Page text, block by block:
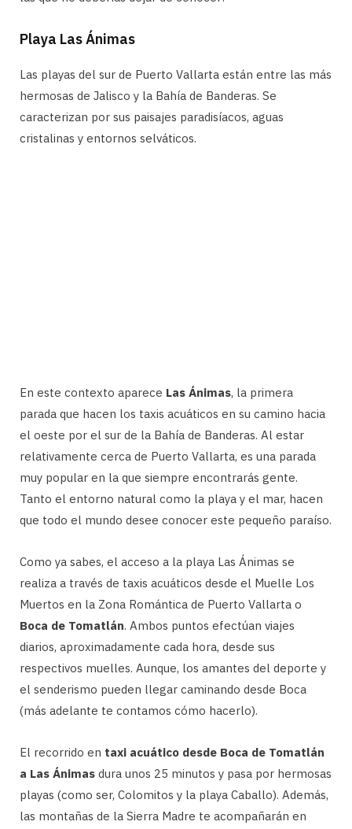
Playa Las Ánimas
Las playas del sur de Puerto Vallarta están entre las más
hermosas de Jalisco y la Bahía de Banderas. Se
caracterizan por sus paisajes paradisíacos, aguas
cristalinas y entornos selváticos.
En este contexto aparece Las Ánimas, la primera
parada que hacen los taxis acuáticos en su camino hacia
el oeste por el sur de la Bahía de Banderas. Al estar
relativamente cerca de Puerto Vallarta, es una parada
muy popular en la que siempre encontrarás gente.
Tanto el entorno natural como la playa y el mar, hacen
que todo el mundo desee conocer este pequeño paraíso.
Como ya sabes, el acceso a la playa Las Ánimas se
realiza a través de taxis acuáticos desde el Muelle Los
Muertos en la Zona Romántica de Puerto Vallarta o
Boca de Tomatlán. Ambos puntos efectúan viajes
diarios, aproximadamente cada hora, desde sus
respectivos muelles. Aunque, los amantes del deporte y
el senderismo pueden llegar caminando desde Boca
(más adelante te contamos cómo hacerlo).
El recorrido en taxi acuático desde Boca de Tomatlán
a Las Ánimas dura unos 25 minutos y pasa por hermosas
playas (como ser, Colomitos y la playa Caballo). Además,
las montañas de la Sierra Madre te acompañarán en